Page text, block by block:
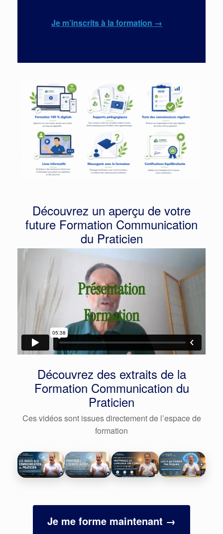
Je m’inscrits à la formation →
Découvrez un aperçu de votre
future Formation Communication
du Praticien
Découvrez des extraits de la
Formation Communication du
Praticien
Ces vidéos sont issues directement de l’espace de
formation
Je me forme maintenant →